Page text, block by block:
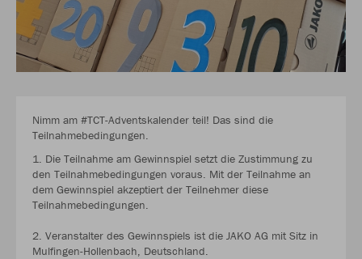
Nimm am #TCT-Adventskalender teil! Das sind die
Teilnahmebedingungen.
1. Die Teilnahme am Gewinnspiel setzt die Zustimmung zu
den Teilnahmebedingungen voraus. Mit der Teilnahme an
dem Gewinnspiel akzeptiert der Teilnehmer diese
Teilnahmebedingungen.
2. Veranstalter des Gewinnspiels ist die JAKO AG mit Sitz in
Mulfingen-Hollenbach, Deutschland.